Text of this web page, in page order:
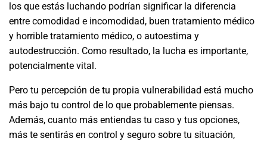
los que estás luchando podrían significar la diferencia
entre comodidad e incomodidad, buen tratamiento médico
y horrible tratamiento médico, o autoestima y
autodestrucción. Como resultado, la lucha es importante,
potencialmente vital.
Pero tu percepción de tu propia vulnerabilidad está mucho
más bajo tu control de lo que probablemente piensas.
Además, cuanto más entiendas tu caso y tus opciones,
más te sentirás en control y seguro sobre tu situación,